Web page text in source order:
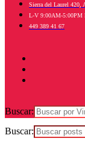
Sierra del Laurel 420,
L-V 9:00AM-5:00PM
449 389 41 67
Buscar:
Buscar: